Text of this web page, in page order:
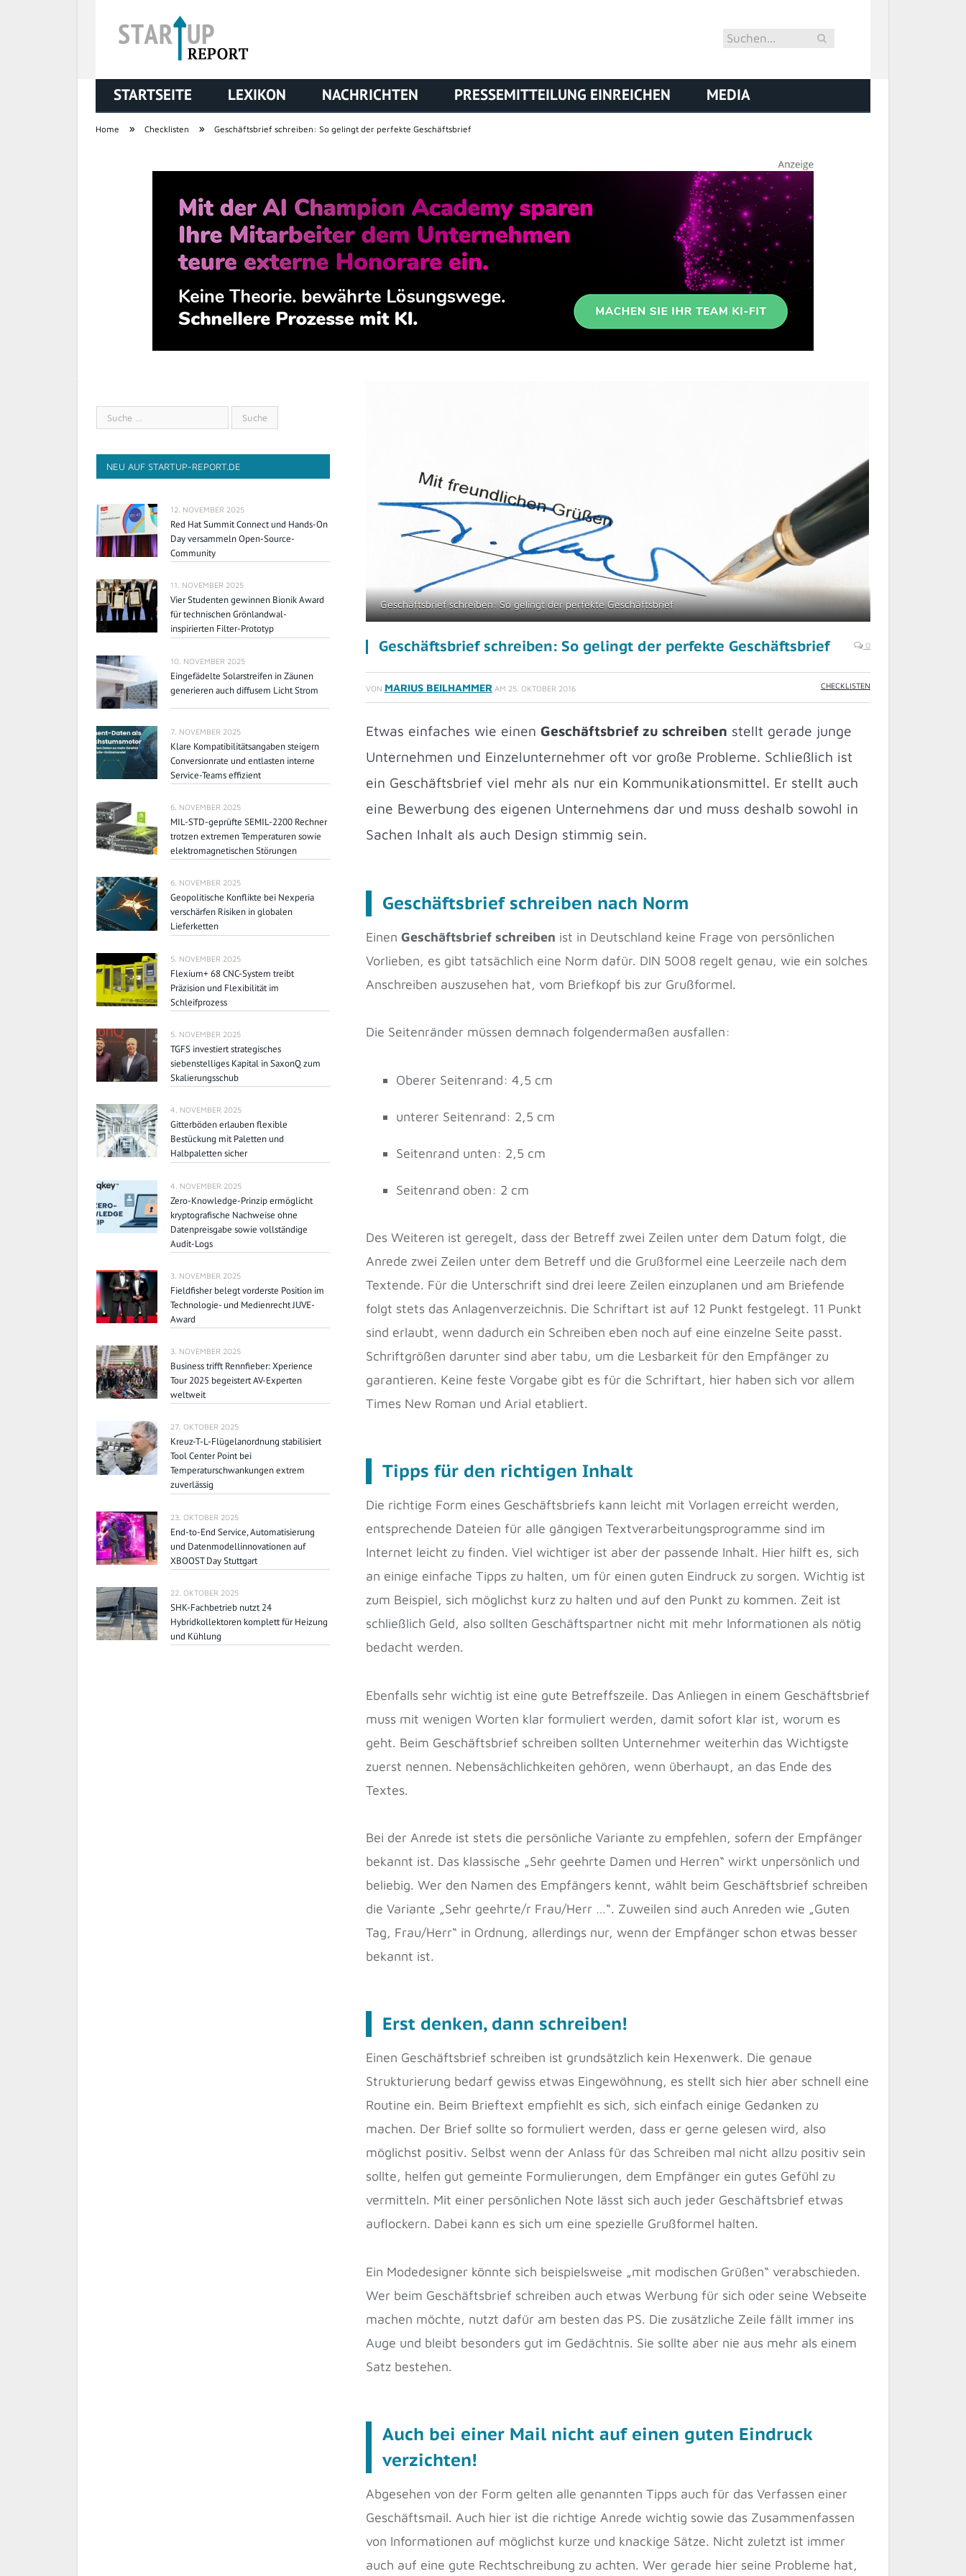
STARTUP REPORT
STARTSEITE LEXIKON NACHRICHTEN PRESSEMITTEILUNG EINREICHEN MEDIA
Home » Checklisten » Geschäftsbrief schreiben: So gelingt der perfekte Geschäftsbrief
Geschäftsbrief schreiben: So gelingt der perfekte Geschäftsbrief
Geschäftsbrief schreiben: So gelingt der perfekte Geschäftsbrief 0
VON MARIUS BEILHAMMER AM 25. OKTOBER 2016 CHECKLISTEN
Etwas einfaches wie einen Geschäftsbrief zu schreiben stellt gerade junge
Unternehmen und Einzelunternehmer oft vor große Probleme. Schließlich ist
ein Geschäftsbrief viel mehr als nur ein Kommunikationsmittel. Er stellt auch
eine Bewerbung des eigenen Unternehmens dar und muss deshalb sowohl in
Sachen Inhalt als auch Design stimmig sein.
Geschäftsbrief schreiben nach Norm
Einen Geschäftsbrief schreiben ist in Deutschland keine Frage von persönlichen
Vorlieben, es gibt tatsächlich eine Norm dafür. DIN 5008 regelt genau, wie ein solches
Anschreiben auszusehen hat, vom Briefkopf bis zur Grußformel.
Die Seitenränder müssen demnach folgendermaßen ausfallen:
Oberer Seitenrand: 4,5 cm
unterer Seitenrand: 2,5 cm
Seitenrand unten: 2,5 cm
Seitenrand oben: 2 cm
Des Weiteren ist geregelt, dass der Betreff zwei Zeilen unter dem Datum folgt, die
Anrede zwei Zeilen unter dem Betreff und die Grußformel eine Leerzeile nach dem
Textende. Für die Unterschrift sind drei leere Zeilen einzuplanen und am Briefende
folgt stets das Anlagenverzeichnis. Die Schriftart ist auf 12 Punkt festgelegt. 11 Punkt
sind erlaubt, wenn dadurch ein Schreiben eben noch auf eine einzelne Seite passt.
Schriftgrößen darunter sind aber tabu, um die Lesbarkeit für den Empfänger zu
garantieren. Keine feste Vorgabe gibt es für die Schriftart, hier haben sich vor allem
Times New Roman und Arial etabliert.
Tipps für den richtigen Inhalt
Die richtige Form eines Geschäftsbriefs kann leicht mit Vorlagen erreicht werden,
entsprechende Dateien für alle gängigen Textverarbeitungsprogramme sind im
Internet leicht zu finden. Viel wichtiger ist aber der passende Inhalt. Hier hilft es, sich
an einige einfache Tipps zu halten, um für einen guten Eindruck zu sorgen. Wichtig ist
zum Beispiel, sich möglichst kurz zu halten und auf den Punkt zu kommen. Zeit ist
schließlich Geld, also sollten Geschäftspartner nicht mit mehr Informationen als nötig
bedacht werden.
Ebenfalls sehr wichtig ist eine gute Betreffszeile. Das Anliegen in einem Geschäftsbrief
muss mit wenigen Worten klar formuliert werden, damit sofort klar ist, worum es
geht. Beim Geschäftsbrief schreiben sollten Unternehmer weiterhin das Wichtigste
zuerst nennen. Nebensächlichkeiten gehören, wenn überhaupt, an das Ende des
Textes.
Bei der Anrede ist stets die persönliche Variante zu empfehlen, sofern der Empfänger
bekannt ist. Das klassische „Sehr geehrte Damen und Herren“ wirkt unpersönlich und
beliebig. Wer den Namen des Empfängers kennt, wählt beim Geschäftsbrief schreiben
die Variante „Sehr geehrte/r Frau/Herr …“. Zuweilen sind auch Anreden wie „Guten
Tag, Frau/Herr“ in Ordnung, allerdings nur, wenn der Empfänger schon etwas besser
bekannt ist.
Erst denken, dann schreiben!
Einen Geschäftsbrief schreiben ist grundsätzlich kein Hexenwerk. Die genaue
Strukturierung bedarf gewiss etwas Eingewöhnung, es stellt sich hier aber schnell eine
Routine ein. Beim Brieftext empfiehlt es sich, sich einfach einige Gedanken zu
machen. Der Brief sollte so formuliert werden, dass er gerne gelesen wird, also
möglichst positiv. Selbst wenn der Anlass für das Schreiben mal nicht allzu positiv sein
sollte, helfen gut gemeinte Formulierungen, dem Empfänger ein gutes Gefühl zu
vermitteln. Mit einer persönlichen Note lässt sich auch jeder Geschäftsbrief etwas
auflockern. Dabei kann es sich um eine spezielle Grußformel halten.
Ein Modedesigner könnte sich beispielsweise „mit modischen Grüßen“ verabschieden.
Wer beim Geschäftsbrief schreiben auch etwas Werbung für sich oder seine Webseite
machen möchte, nutzt dafür am besten das PS. Die zusätzliche Zeile fällt immer ins
Auge und bleibt besonders gut im Gedächtnis. Sie sollte aber nie aus mehr als einem
Satz bestehen.
Auch bei einer Mail nicht auf einen guten Eindruck
verzichten!
Abgesehen von der Form gelten alle genannten Tipps auch für das Verfassen einer
Geschäftsmail. Auch hier ist die richtige Anrede wichtig sowie das Zusammenfassen
von Informationen auf möglichst kurze und knackige Sätze. Nicht zuletzt ist immer
auch auf eine gute Rechtschreibung zu achten. Wer gerade hier seine Probleme hat,
NEU AUF STARTUP-REPORT.DE
12. NOVEMBER 2025
Red Hat Summit Connect und Hands-On
Day versammeln Open-Source-
Community
11. NOVEMBER 2025
Vier Studenten gewinnen Bionik Award
für technischen Grönlandwal-
inspirierten Filter-Prototyp
10. NOVEMBER 2025
Eingefädelte Solarstreifen in Zäunen
generieren auch diffusem Licht Strom
7. NOVEMBER 2025
Klare Kompatibilitätsangaben steigern
Conversionrate und entlasten interne
Service-Teams effizient
6. NOVEMBER 2025
MIL-STD-geprüfte SEMIL-2200 Rechner
trotzen extremen Temperaturen sowie
elektromagnetischen Störungen
6. NOVEMBER 2025
Geopolitische Konflikte bei Nexperia
verschärfen Risiken in globalen
Lieferketten
5. NOVEMBER 2025
Flexium+ 68 CNC-System treibt
Präzision und Flexibilität im
Schleifprozess
5. NOVEMBER 2025
TGFS investiert strategisches
siebenstelliges Kapital in SaxonQ zum
Skalierungsschub
4. NOVEMBER 2025
Gitterböden erlauben flexible
Bestückung mit Paletten und
Halbpaletten sicher
4. NOVEMBER 2025
Zero-Knowledge-Prinzip ermöglicht
kryptografische Nachweise ohne
Datenpreisgabe sowie vollständige
Audit-Logs
3. NOVEMBER 2025
Fieldfisher belegt vorderste Position im
Technologie- und Medienrecht JUVE-
Award
3. NOVEMBER 2025
Business trifft Rennfieber: Xperience
Tour 2025 begeistert AV-Experten
weltweit
27. OKTOBER 2025
Kreuz-T-L-Flügelanordnung stabilisiert
Tool Center Point bei
Temperaturschwankungen extrem
zuverlässig
23. OKTOBER 2025
End-to-End Service, Automatisierung
und Datenmodellinnovationen auf
XBOOST Day Stuttgart
22. OKTOBER 2025
SHK-Fachbetrieb nutzt 24
Hybridkollektoren komplett für Heizung
und Kühlung